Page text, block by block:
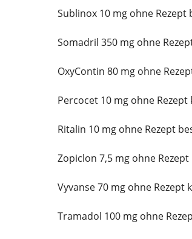
Sublinox 10 mg ohne Rezept
Somadril 350 mg ohne
OxyContin 80 mg ohne
Percocet 10 mg ohne Rezept
Ritalin 10 mg ohne Rezept
Zopiclon 7,5 mg ohne Rezept
Vyvanse 70 mg ohne Rezept
Tramadol 100 mg ohne